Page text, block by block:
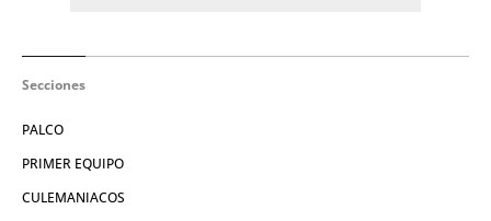
Secciones
PALCO
PRIMER EQUIPO
CULEMANIACOS